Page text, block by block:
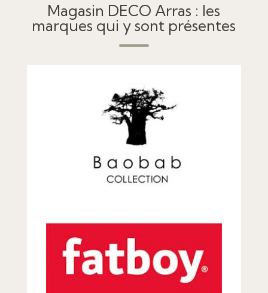
Magasin DECO Arras : les
marques qui y sont présentes